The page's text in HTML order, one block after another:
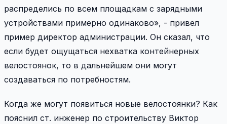
распределись по всем площадкам с зарядными
устройствами примерно одинаково», - привел
пример директор администрации. Он сказал, что
если будет ощущаться нехватка контейнерных
велостоянок, то в дальнейшем они могут
создаваться по потребностям.
Когда же могут появиться новые велостоянки? Как
пояснил ст. инженер по строительству Виктор